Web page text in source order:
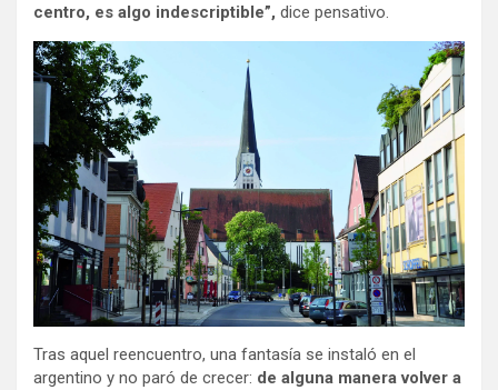
centro, es algo indescriptible”, dice pensativo.
Tras aquel reencuentro, una fantasía se instaló en el
argentino y no paró de crecer: de alguna manera volver a